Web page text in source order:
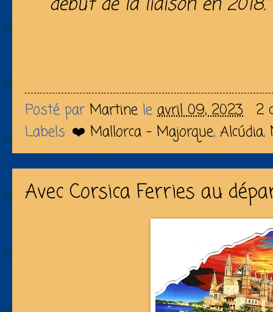
Posté par Martine le avril 09, 2023
2
Labels: ❤️ Mallorca - Majorque, Alcúdia,
Avec Corsica Ferries au